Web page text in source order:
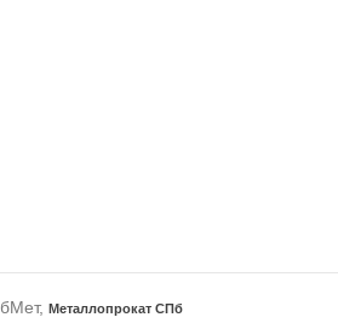
Металлопрокат СПб